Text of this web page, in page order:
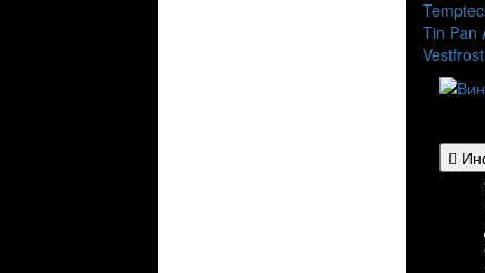
Tin Pan
Vestfrost